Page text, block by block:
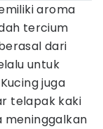
aroma
tercium
dari
untuk
juga
telapak kaki
meninggalkan